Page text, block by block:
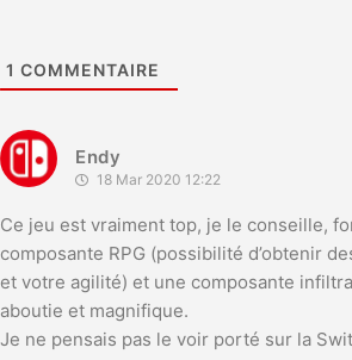
1 COMMENTAIRE
Endy
18 Mar 2020 12:22
Ce jeu est vraiment top, je le conseille,
composante RPG (possibilité d’obtenir
et votre agilité) et une composante
aboutie et magnifique.
Je ne pensais pas le voir porté sur la